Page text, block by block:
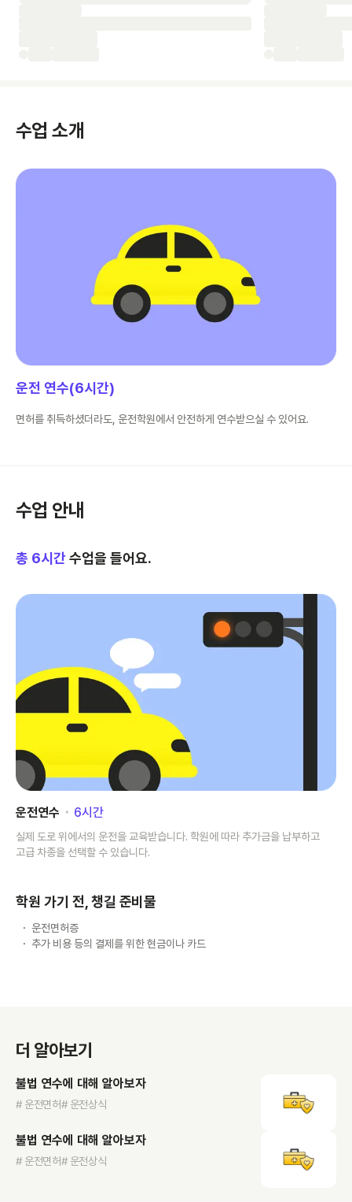
수업 소개
운전 연수(6시간)
면허를 취득하셨더라도, 운전학원에서 안전하게 연수받으실 수 있어요.
수업 안내
총 6시간수업을 들어요.
운전연수 ･ 6시간
실제 도로 위에서의 운전을 교육받습니다. 학원에 따라 추가금을 납부하고
고급 차종을 선택할 수 있습니다.
학원 가기 전, 챙길 준비물
운전면허증
추가 비용 등의 결제를 위한 현금이나 카드
더 알아보기
불법 연수에 대해 알아보자
# 운전면허# 운전상식
불법 연수에 대해 알아보자
# 운전면허# 운전상식